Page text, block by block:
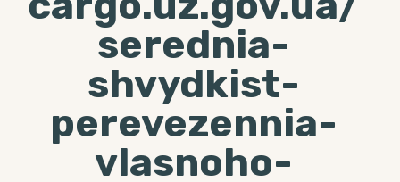
serednia-
shvydkist-
perevezennia-
vlasnoho-